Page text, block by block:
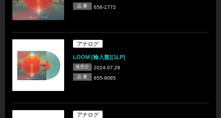
品 番 656-1772
アナログ
LOOM [輸入盤][1LP]
発売日 2024.07.26
品 番 655-9085
アナログ